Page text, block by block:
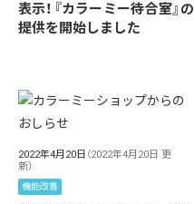
表示！『カラーミー待合室』の
提供を開始しました
2022年4月20日 （2022年4月20日 更
新）
機能改善